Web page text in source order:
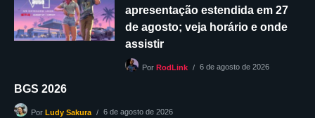
apresentação estendida em 27
de agosto; veja horário e onde
assistir
Por RodLink 6 de agosto de 2026
BGS 2026
Por Ludy Sakura 6 de agosto de 2026